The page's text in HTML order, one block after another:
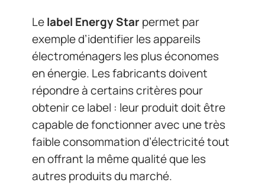
Lelabel Energy Starpermet par
exemple d’identifier les appareils
électroménagers les plus économes
en énergie. Les fabricants doivent
répondre à certains critères pour
obtenir ce label : leur produit doit être
capable de fonctionner avec une très
faible consommation d’électricité tout
en offrant la même qualité que les
autres produits du marché.